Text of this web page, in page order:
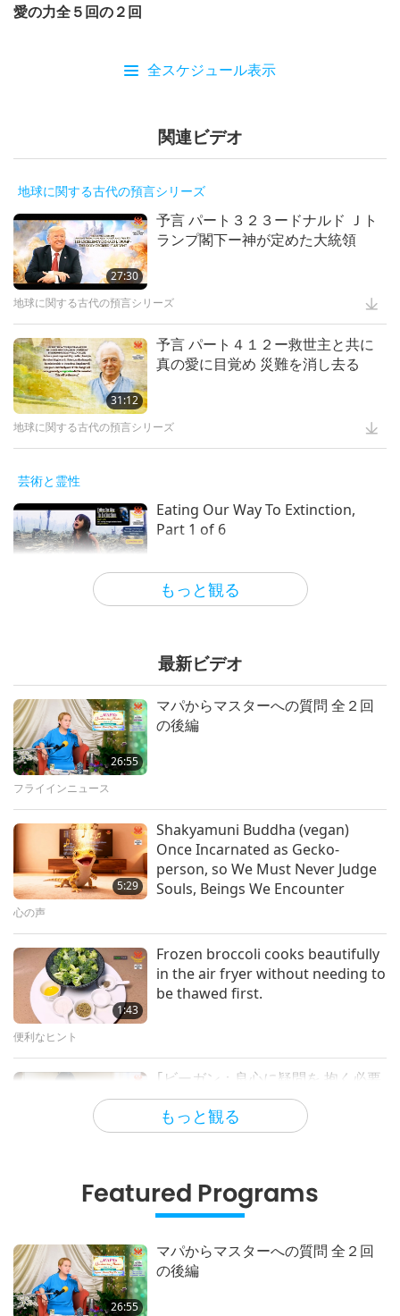
愛の力全５回の２回
全スケジュール表示
関連ビデオ
もっと観る
地球に関する古代の預言シリーズ
27:30
予言 パート３２３ードナルド Ｊト
ランプ閣下ー神が定めた大統領
地球に関する古代の預言シリーズ
31:12
予言 パート４１２ー救世主と共に
真の愛に目覚め 災難を消し去る
地球に関する古代の預言シリーズ
芸術と霊性
Eating Our Way To Extinction,
Part 1 of 6
28:31
of 6
芸術と霊性
マスターと弟子
38:08
マスターと弟子
30:54
後編
マスターと弟子
黄金時代の技術
Improving Our World, Part 20 of
a Multi-part Series
20:06
Ideas of Nikola Tesla (vegetarian):
Tomorrow, Part 2 of 2
黄金時代の技術
最新ビデオ
もっと観る
26:55
マパからマスターへの質問 全２回
の後編
フライインニュース
5:29
Shakyamuni Buddha (vegan)
Once Incarnated as Gecko-
person, so We Must Never Judge
Souls, Beings We Encounter
心の声
1:43
Frozen broccoli cooks beautifully
in the air fryer without needing to
be thawed first.
便利なヒント
1:52
｢ビーガン：良心に疑問を 抱く必要
はない！｣
3:05
Hopefully, Those Who Are Still
Asleep and Waiting for Lord Jesus
Will Know That He Is Already Here
and May Be Seen on Supreme
Master Television
心の声
Featured Programs
26:55
マパからマスターへの質問 全２回
の後編